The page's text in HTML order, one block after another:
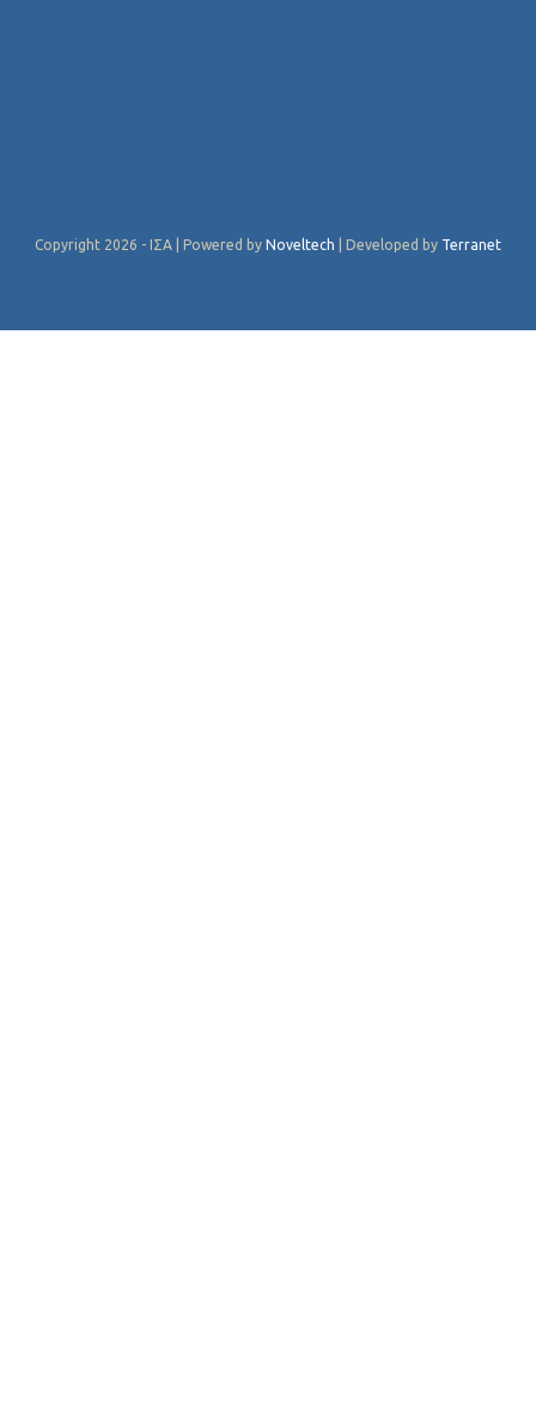
Copyright 2026 - ΙΣΑ | Powered by Noveltech | Developed by Terranet